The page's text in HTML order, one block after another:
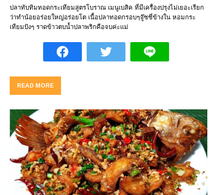
ปลาทับทิมทอดกระเทียมสูตรโบราณ เมนูเบสิค ที่มีเครื่องปรุงไม่เยอะเรียก
ว่าทำน้อยอร่อยใหญ่อร่อยโต เนื้อปลาทอดกรอบๆจู๊ซซี่ข้างใน หอมกระ
เทียมปังๆ ราดข้าวตบน้ำปลาพริกคือจบค่ะแม่
READ MORE